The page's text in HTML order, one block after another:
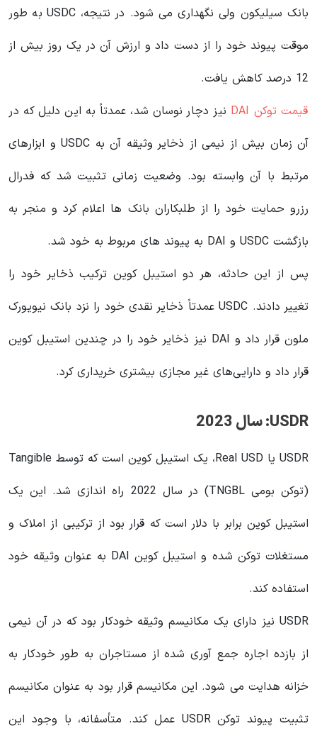
بانک سیلیکون ولی نگهداری می شود. در نتیجه، USDC به طور
موقت پیوند خود را از دست داد و ارزش آن در یک روز بیش از
12 درصد کاهش یافت.
قیمت توکن DAI
نیز دچار نوسان شد، عمدتاً به این دلیل که در
آن زمان بیش از نیمی از ذخایر وثیقه آن به USDC و ابزارهای
مرتبط با آن وابسته بود. وضعیت زمانی تثبیت شد که فدرال
رزرو حمایت خود را از طلبکاران بانک ها اعلام کرد و منجر به
بازگشت USDC و DAI به پیوند های مربوط به خود شد.
پس از این حادثه، هر دو استیبل کوین ترکیب ذخایر خود را
تغییر دادند. USDC عمدتاً ذخایر نقدی خود را نزد بانک نیویورک
ملون قرار داد و DAI نیز ذخایر خود را در چندین استیبل کوین
قرار داد و دارایی‌های غیر مجازی بیشتری خریداری کرد.
USDR: سال 2023
USDR یا Real USD، یک استیبل کوین است که توسط Tangible
(توکن بومی TNGBL) در سال 2022 راه اندازی شد. این یک
استیبل کوین برابر با دلار است که قرار بود از ترکیبی از املاک و
مستغلات توکن شده و استیبل کوین DAI به عنوان وثیقه خود
استفاده کند.
USDR نیز دارای یک مکانیسم وثیقه خودکار بود که در آن نیمی
از بازده اجاره جمع آوری شده از مستاجران به طور خودکار به
خزانه هدایت می شود. این مکانیسم قرار بود به عنوان مکانیسم
تثبیت پیوند توکن USDR عمل کند. متأسفانه، با وجود این